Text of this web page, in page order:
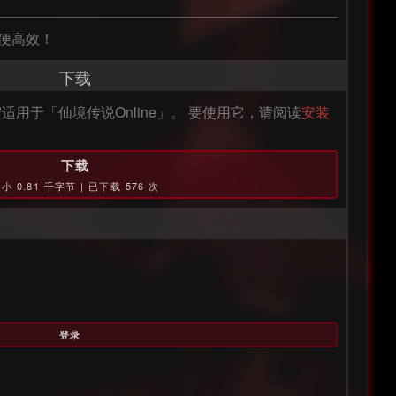
高效！
下载
用于「仙境传说Online」。 要使用它，请阅读安装
下载
0.81 千字节 | 已下载 576 次
登录